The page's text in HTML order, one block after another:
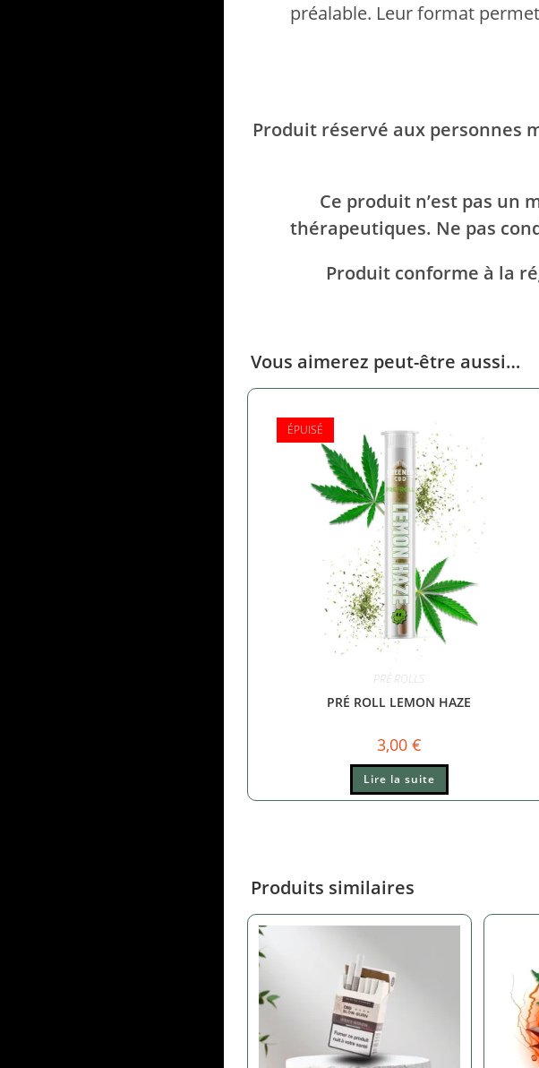
préalable. Leur format
Produit réservé aux personnes
Ce produit n’est pas un
thérapeutiques. Ne pas
Produit conforme à la
Vous aimerez peut-être aussi…
ÉPUISÉ
PRÉ ROLLS
PRÉ ROLL LEMON HAZE
3,00 €
Lire la suite
Produits similaires